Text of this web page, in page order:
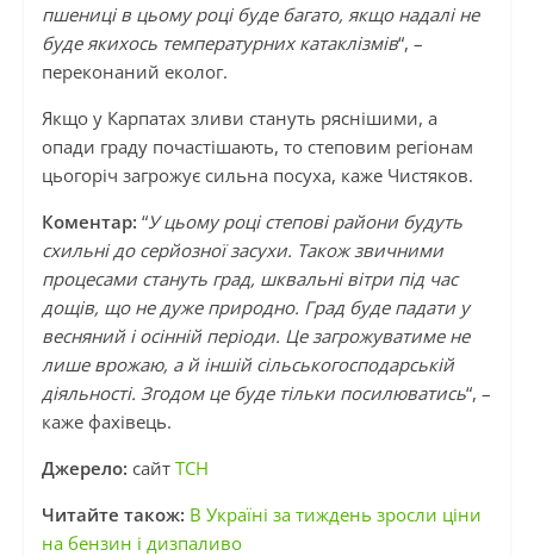
пшениці в цьому році буде багато, якщо надалі не
буде якихось температурних катаклізмів“, –
переконаний еколог.
Якщо у Карпатах зливи стануть ряснішими, а
опади граду почастішають, то степовим регіонам
цьогоріч загрожує сильна посуха, каже Чистяков.
Коментар: “У цьому році степові райони будуть
схильні до серйозної засухи. Також звичними
процесами стануть град, шквальні вітри під час
дощів, що не дуже природно. Град буде падати у
весняний і осінній періоди. Це загрожуватиме не
лише врожаю, а й іншій сільськогосподарській
діяльності. Згодом це буде тільки посилюватись“, –
каже фахівець.
Джерело: сайт ТСН
Читайте також: В Україні за тиждень зросли ціни
на бензин і дизпаливо